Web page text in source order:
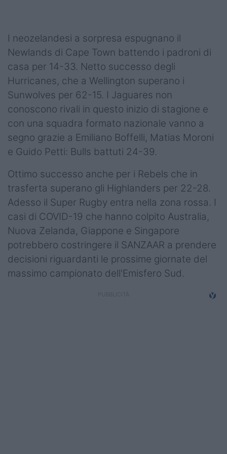
I neozelandesi a sorpresa espugnano il
Newlands di Cape Town battendo i padroni di
casa per 14-33. Netto successo degli
Hurricanes, che a Wellington superano i
Sunwolves per 62-15. I Jaguares non
conoscono rivali in questo inizio di stagione e
con una squadra formato nazionale vanno a
segno grazie a Emiliano Boffelli, Matias Moroni
e Guido Petti: Bulls battuti 24-39.
Ottimo successo anche per i Rebels che in
trasferta superano gli Highlanders per 22-28.
Adesso il Super Rugby entra nella zona rossa. I
casi di COVID-19 che hanno colpito Australia,
Nuova Zelanda, Giappone e Singapore
potrebbero costringere il SANZAAR a prendere
decisioni riguardanti le prossime giornate del
massimo campionato dell'Emisfero Sud.